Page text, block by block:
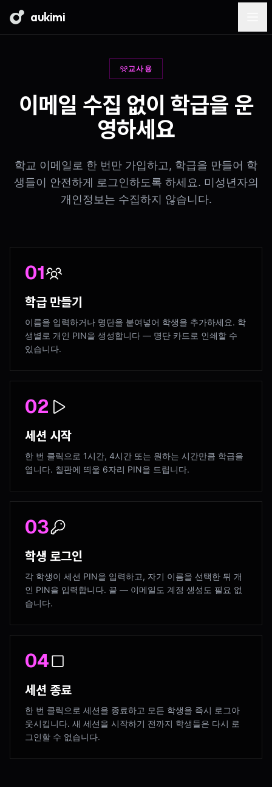
aukimi
교사용
이메일 수집 없이 학급을 운
영하세요
학교 이메일로 한 번만 가입하고, 학급을 만들어 학
생들이 안전하게 로그인하도록 하세요. 미성년자의
개인정보는 수집하지 않습니다.
01
학급 만들기
이름을 입력하거나 명단을 붙여넣어 학생을 추가하세요. 학
생별로 개인 PIN을 생성합니다 — 명단 카드로 인쇄할 수
있습니다.
02
세션 시작
한 번 클릭으로 1시간, 4시간 또는 원하는 시간만큼 학급을
엽니다. 칠판에 띄울 6자리 PIN을 드립니다.
03
학생 로그인
각 학생이 세션 PIN을 입력하고, 자기 이름을 선택한 뒤 개
인 PIN을 입력합니다. 끝 — 이메일도 계정 생성도 필요 없
습니다.
04
세션 종료
한 번 클릭으로 세션을 종료하고 모든 학생을 즉시 로그아
웃시킵니다. 새 세션을 시작하기 전까지 학생들은 다시 로
그인할 수 없습니다.